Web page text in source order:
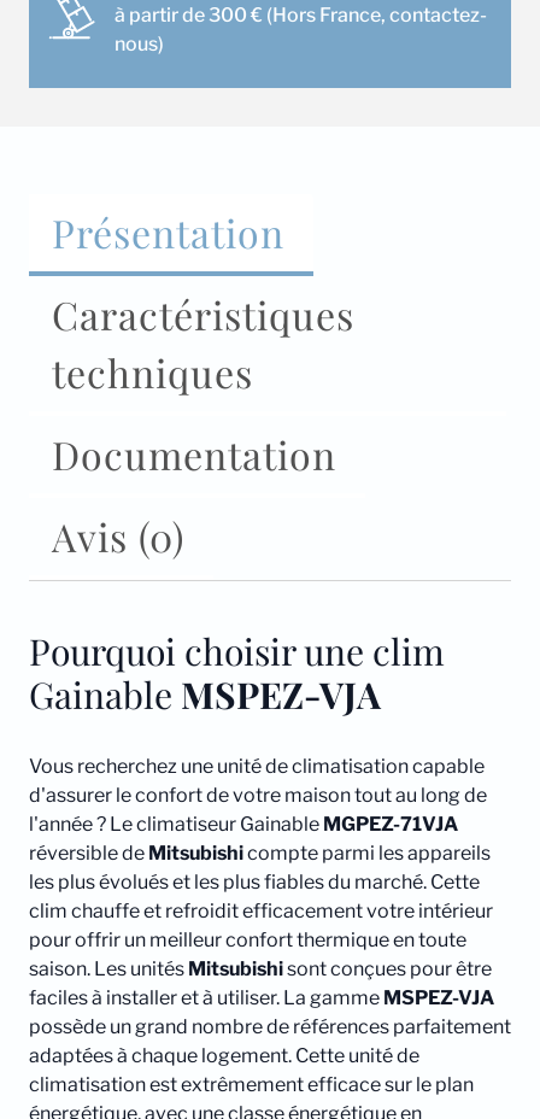
à partir de 300 € (Hors France, contactez-
nous)
Présentation
Caractéristiques
techniques
Documentation
Avis (0)
Pourquoi choisir une clim
Gainable MSPEZ-VJA
Vous recherchez une unité de climatisation capable
d'assurer le confort de votre maison tout au long de
l'année ? Le climatiseur Gainable MGPEZ-71VJA
réversible de Mitsubishicompte parmi les appareils
les plus évolués et les plus fiables du marché. Cette
clim chauffe et refroidit efficacement votre intérieur
pour offrir un meilleur confort thermique en toute
saison. Les unités Mitsubishisont conçues pour être
faciles à installer et à utiliser. La gamme MSPEZ-VJA
possède un grand nombre de références parfaitement
adaptées à chaque logement. Cette unité de
climatisation est extrêmement efficace sur le plan
énergétique, avec une classe énergétique en